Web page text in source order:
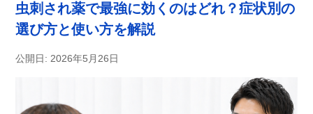
虫刺され薬で最強に効くのはどれ？症状別の
選び方と使い方を解説
公開日: 2026年5月26日